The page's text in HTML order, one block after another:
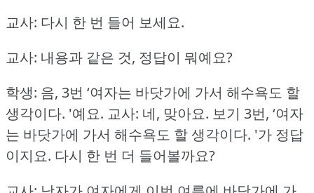
교사: 다시 한 번 들어 보세요.
교사: 내용과 같은 것, 정답이 뭐예요?
학생: 음, 3번 ‘여자는 바닷가에 가서 해수욕도 할
생각이다. '예요. 교사: 네, 맞아요. 보기 3번, ‘여자
는 바닷가에 가서 해수욕도 할 생각이다. '가 정답
이지요. 다시 한 번 더 들어볼까요?